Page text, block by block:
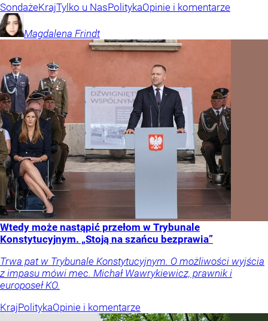
SondażeKrajTylko u NasPolitykaOpinie i komentarze
Magdalena Frindt
Wtedy może nastąpić przełom w Trybunale
Konstytucyjnym. „Stoją na szańcu bezprawia”
Trwa pat w Trybunale Konstytucyjnym. O możliwości wyjścia
z impasu mówi mec. Michał Wawrykiewicz, prawnik i
europoseł KO.
KrajPolitykaOpinie i komentarze